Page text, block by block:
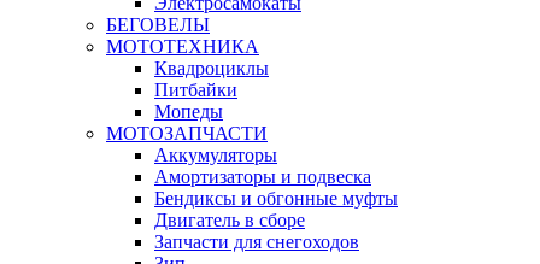
БЕГОВЕЛЫ
МОТОТЕХНИКА
Квадроциклы
Питбайки
Мопеды
МОТОЗАПЧАСТИ
Аккумуляторы
Амортизаторы и подвеска
Бендиксы и обгонные муфты
Двигатель в сборе
Запчасти для снегоходов